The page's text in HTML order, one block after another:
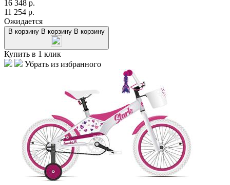
16 348 р.
11 254 р.
Ожидается
В корзину В корзину В корзину
Купить в 1 клик
Убрать из избранного